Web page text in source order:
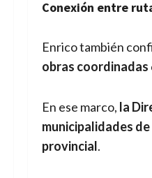
Conexión entre
Enrico también
obras coordinadas
En ese marco, la
municipalidades
provincial.